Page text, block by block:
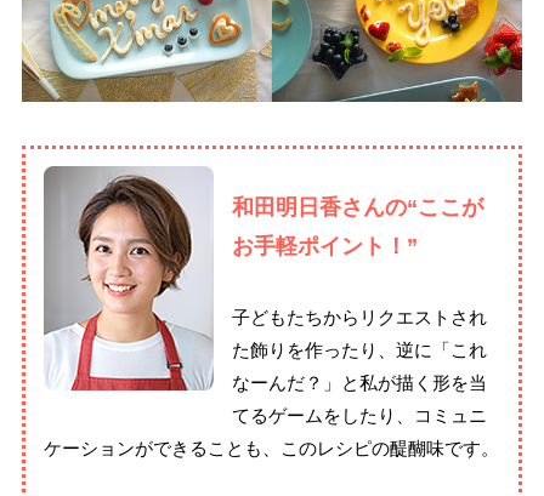
和田明日香さんの“ここが
お手軽ポイント！”
子どもたちからリクエストされ
た飾りを作ったり、逆に「これ
なーんだ？」と私が描く形を当
てるゲームをしたり、コミュニ
ケーションができることも、このレシピの醍醐味です。